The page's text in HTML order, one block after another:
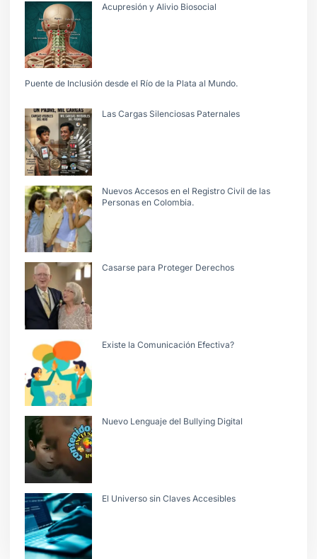
Acupresión y Alivio Biosocial
Puente de Inclusión desde el Río de la Plata al Mundo.
Las Cargas Silenciosas Paternales
Nuevos Accesos en el Registro Civil de las
Personas en Colombia.
Casarse para Proteger Derechos
Existe la Comunicación Efectiva?
Nuevo Lenguaje del Bullying Digital
El Universo sin Claves Accesibles